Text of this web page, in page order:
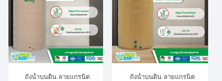
ถังน้ำบนดิน ลายแกรนิต
ถังน้ำบนดิน ลายแกรนิต